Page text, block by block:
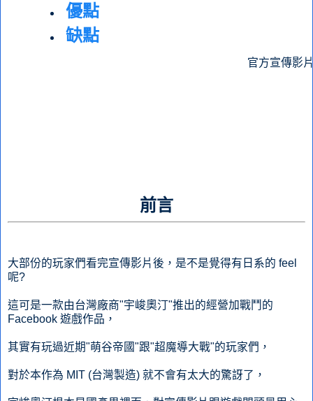
優點
缺點
官方宣傳影
前言
大部份的玩家們看完宣傳影片後，是不是覺得有日系的 feel
呢?
這可是一款由台灣廠商"宇峻奧汀"推出的經營加戰鬥的
Facebook 遊戲作品，
其實有玩過近期"萌谷帝國"跟"超魔導大戰"的玩家們，
對於本作為 MIT (台灣製造) 就不會有太大的驚訝了，